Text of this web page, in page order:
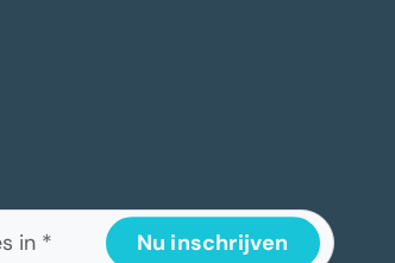
Nu inschrijven